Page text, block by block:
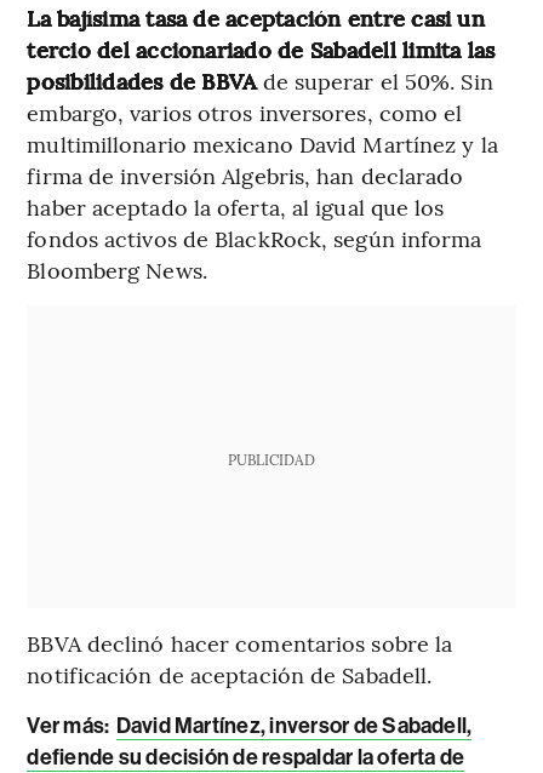
La bajísima tasa de aceptación entre casi un
tercio del accionariado de Sabadell limita las
posibilidades de BBVAde superar el 50%. Sin
embargo, varios otros inversores, como el
multimillonario mexicano David Martínez y la
firma de inversión Algebris, han declarado
haber aceptado la oferta, al igual que los
fondos activos de BlackRock, según informa
Bloomberg News.
PUBLICIDAD
BBVA declinó hacer comentarios sobre la
notificación de aceptación de Sabadell.
Ver más: David Martínez, inversor de Sabadell,
defiende su decisión de respaldar la oferta de